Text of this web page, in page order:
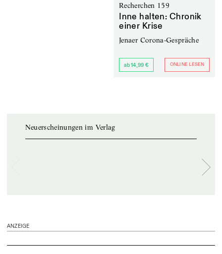
Recherchen 159
Inne halten: Chronik
einer Krise
Jenaer Corona-Gespräche
ab 14,99 € ONLINE LESEN
Neuerscheinungen im Verlag
ANZEIGE